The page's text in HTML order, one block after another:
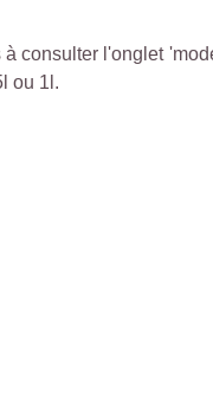
consulter l'onglet
ou 1l.